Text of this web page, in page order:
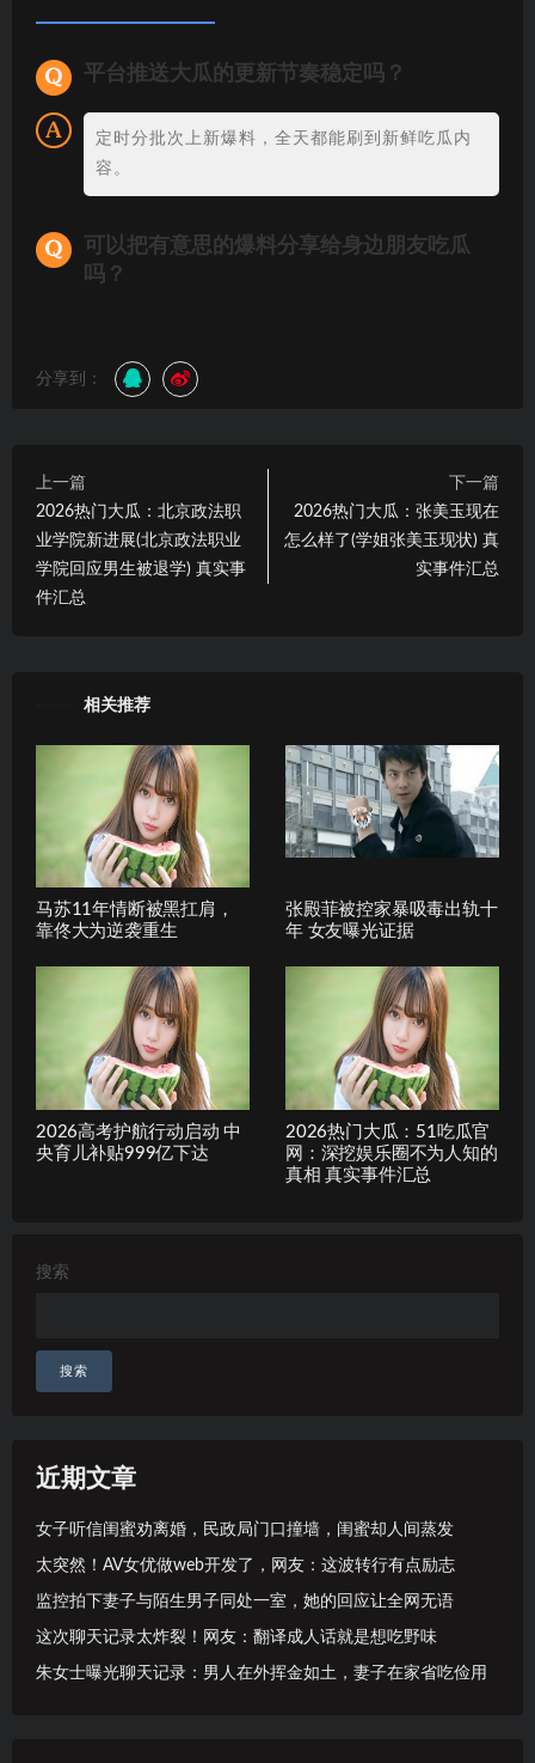
平台推送大瓜的更新节奏稳定吗？
定时分批次上新爆料，全天都能刷到新鲜吃瓜内
容。
可以把有意思的爆料分享给身边朋友吃瓜
吗？
分享到：
上一篇
2026热门大瓜：北京政法职
业学院新进展(北京政法职业
学院回应男生被退学) 真实事
件汇总
下一篇
2026热门大瓜：张美玉现在
怎么样了(学姐张美玉现状) 真
实事件汇总
相关推荐
马苏11年情断被黑扛肩，
靠佟大为逆袭重生
张殿菲被控家暴吸毒出轨十
年 女友曝光证据
2026高考护航行动启动 中
央育儿补贴999亿下达
2026热门大瓜：51吃瓜官
网：深挖娱乐圈不为人知的
真相 真实事件汇总
搜索
搜索
近期文章
女子听信闺蜜劝离婚，民政局门口撞墙，闺蜜却人间蒸发
太突然！AV女优做web开发了，网友：这波转行有点励志
监控拍下妻子与陌生男子同处一室，她的回应让全网无语
这次聊天记录太炸裂！网友：翻译成人话就是想吃野味
朱女士曝光聊天记录：男人在外挥金如土，妻子在家省吃俭用